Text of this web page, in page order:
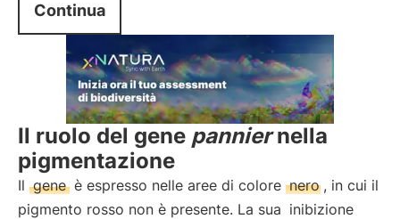
Continua
Il ruolo del gene panniernella
pigmentazione
Il gene è espresso nelle aree di colore nero , in cui il
pigmento rosso non è presente. La sua inibizione